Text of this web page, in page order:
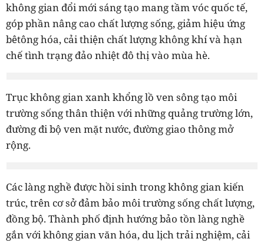
không gian đổi mới sáng tạo mang tầm vóc quốc tế,
góp phần nâng cao chất lượng sống, giảm hiệu ứng
bêtông hóa, cải thiện chất lượng không khí và hạn
chế tình trạng đảo nhiệt đô thị vào mùa hè.
Trục không gian xanh khổng lồ ven sông tạo môi
trường sống thân thiện với những quảng trường lớn,
đường đi bộ ven mặt nước, đường giao thông mở
rộng.
Các làng nghề được hồi sinh trong không gian kiến
trúc, trên cơ sở đảm bảo môi trường sống chất lượng,
đồng bộ. Thành phố định hướng bảo tồn làng nghề
gắn với không gian văn hóa, du lịch trải nghiệm, cải